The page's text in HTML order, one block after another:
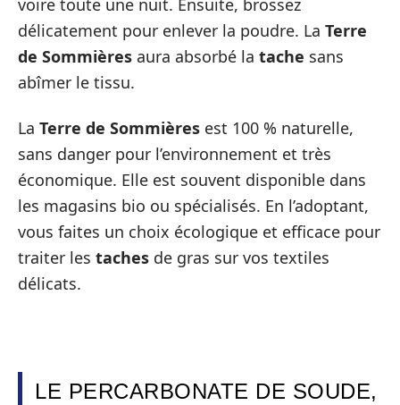
voire toute une nuit. Ensuite, brossez
délicatement pour enlever la poudre. La Terre
de Sommières aura absorbé la tache sans
abîmer le tissu.
La Terre de Sommières est 100 % naturelle,
sans danger pour l’environnement et très
économique. Elle est souvent disponible dans
les magasins bio ou spécialisés. En l’adoptant,
vous faites un choix écologique et efficace pour
traiter les taches de gras sur vos textiles
délicats.
LE PERCARBONATE DE SOUDE,